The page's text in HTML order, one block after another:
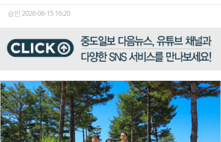
승인 2026-06-15 16:20